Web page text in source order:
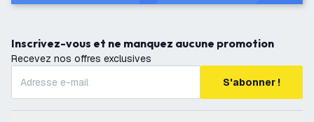
Inscrivez-vous et ne manquez aucune promotion
Recevez nos offres exclusives
S'abonner !